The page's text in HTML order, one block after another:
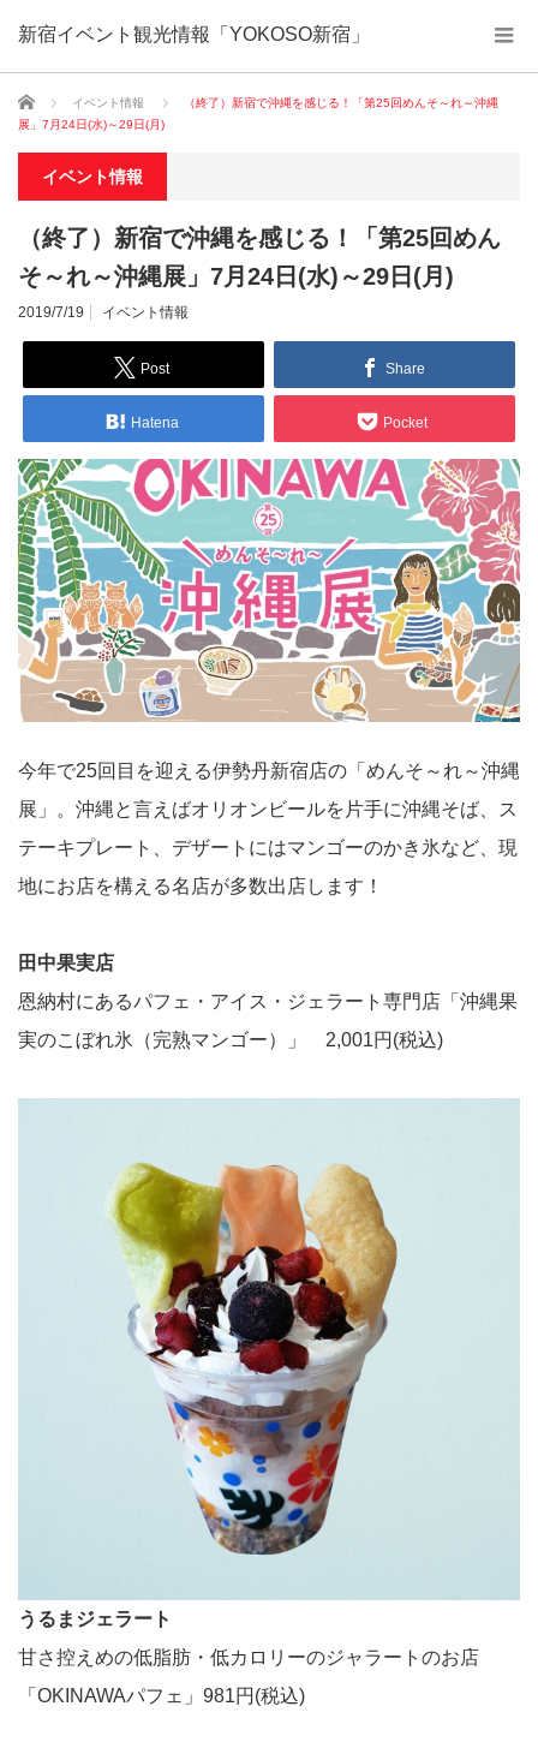
新宿イベント観光情報「YOKOSO新宿」
ホーム イベント情報
（終了）新宿で沖縄を感じる！「第25回めんそ～れ～沖縄
展」7月24日(水)～29日(月)
イベント情報
（終了）新宿で沖縄を感じる！「第25回めん
そ～れ～沖縄展」7月24日(水)～29日(月)
2019/7/19 イベント情報
Post Share
Hatena Pocket
今年で25回目を迎える伊勢丹新宿店の「めんそ～れ～沖縄
展」。沖縄と言えばオリオンビールを片手に沖縄そば、ス
テーキプレート、デザートにはマンゴーのかき氷など、現
地にお店を構える名店が多数出店します！
田中果実店
恩納村にあるパフェ・アイス・ジェラート専門店「沖縄果
実のこぼれ氷（完熟マンゴー）」 2,001円(税込)
うるまジェラート
甘さ控えめの低脂肪・低カロリーのジャラートのお店
「OKINAWAパフェ」981円(税込)